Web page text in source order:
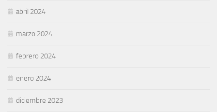
abril 2024
marzo 2024
febrero 2024
enero 2024
diciembre 2023